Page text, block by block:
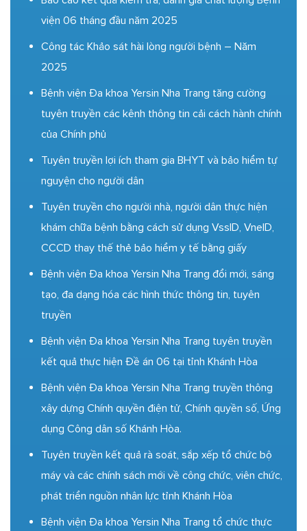
viện 06 tháng đầu năm 2025
Công tác Khảo sát hài lòng người bệnh – Năm
2025
Bệnh viện Đa khoa Yersin Nha Trang tăng cường
tuyên truyền các kênh thông tin cải cách hành chính
của Chính phủ
Tuyên truyền lợi ích tham gia BHYT và bảo hiểm tự
nguyện cho người dân
Tuyên truyền cho người nhà, người dân thực hiện
khám chữa bệnh bằng cách sử dụng VssID, VneID,
CCCD thay thế thẻ bảo hiểm y tế bằng giấy
Bệnh viện Đa khoa Yersin Nha Trang đổi mới, sáng
tạo, đa dạng hóa các hình thức thông tin, tuyên
truyền
Bệnh viện Đa khoa Yersin Nha Trang tuyên truyền
kết quả thực hiện Đề án 06 tại tỉnh Khánh Hòa
Bệnh viện Đa khoa Yersin Nha Trang truyền thông
xây dựng Chính quyền điện tử, Chính quyền số, Ứng
dụng Công dân số Khánh Hòa.
Tuyên truyền kết quả rà soát, sắp xếp tổ chức bộ
máy và các chính sách mới về công chức, viên chức,
phát triển nguồn nhân lực tỉnh Khánh Hòa
Bệnh viện Đa khoa Yersin Nha Trang tổ chức thực